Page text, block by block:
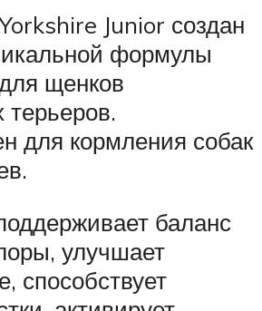
Junior создан
формулы
щенков
терьеров.
для кормления собак
баланс
улучшает
способствует